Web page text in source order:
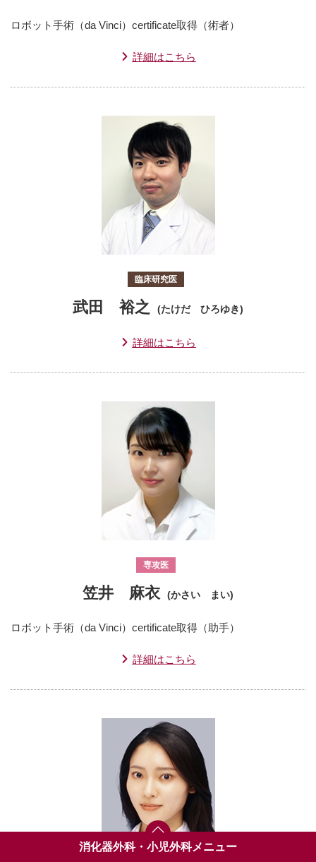
ロボット手術（da Vinci）certificate取得（術者）
詳細はこちら
臨床研究医
武田 裕之 (たけだ ひろゆき)
詳細はこちら
専攻医
笠井 麻衣 (かさい まい)
ロボット手術（da Vinci）certificate取得（助手）
詳細はこちら
消化器外科・小児外科メニュー